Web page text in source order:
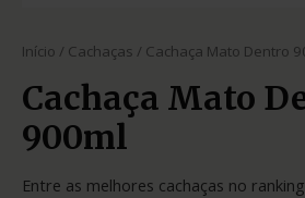
Início / Cachaças / Cachaça Mato Dentro
Cachaça Mato
900ml
Entre as melhores cachaças no